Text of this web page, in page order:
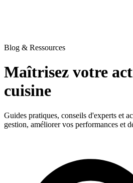
Blog & Ressources
Maîtrisez votre
cuisine
Guides pratiques, conseils d'experts et
gestion, améliorer vos performances et